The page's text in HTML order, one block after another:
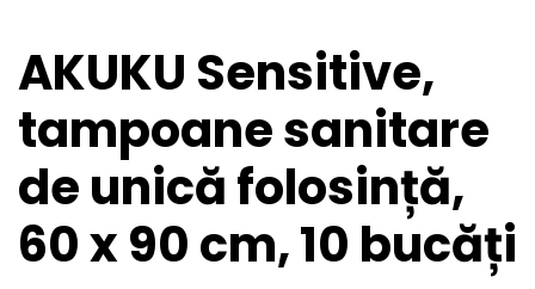
AKUKU Sensitive,
tampoane sanitare
de unică folosință,
60 x 90 cm, 10 bucăți